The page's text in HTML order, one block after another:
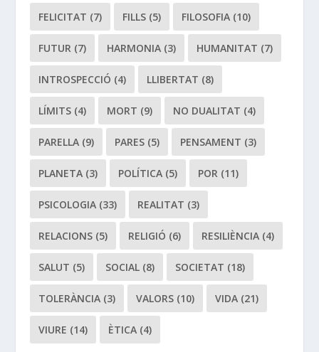
FELICITAT (7) FILLS (5) FILOSOFIA (10)
FUTUR (7) HARMONIA (3) HUMANITAT (7)
INTROSPECCIÓ (4) LLIBERTAT (8)
LÍMITS (4) MORT (9) NO DUALITAT (4)
PARELLA (9) PARES (5) PENSAMENT (3)
PLANETA (3) POLÍTICA (5) POR (11)
PSICOLOGIA (33) REALITAT (3)
RELACIONS (5) RELIGIÓ (6) RESILIÈNCIA (4)
SALUT (5) SOCIAL (8) SOCIETAT (18)
TOLERÀNCIA (3) VALORS (10) VIDA (21)
VIURE (14) ÈTICA (4)